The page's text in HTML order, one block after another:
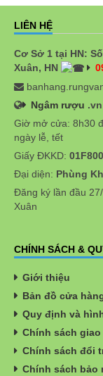
LIÊN HỆ
Cơ Sở 1 tại HN:
Xuân, HN
Ngâm rượu .vn
Giờ mở cửa: 8h30
ngày lễ, tết
Giấy ĐKKD:
Đại diện: Phùng
Đăng ký lần đầu
Xuân
CHÍNH SÁCH &
Giới thiệu
Bản đồ cửa
Quy định và
Chính sách
Chính sách đổi
Chính sách bảo